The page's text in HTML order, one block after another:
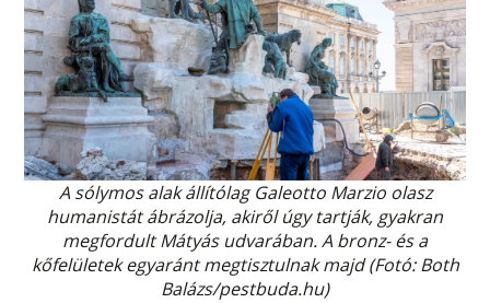
A sólymos alak állítólag Galeotto Marzio olasz
humanistát ábrázolja, akiről úgy tartják, gyakran
megfordult Mátyás udvarában.A bronz- és a
kőfelületek egyaránt megtisztulnak majd (Fotó: Both
Balázs/pestbuda.hu)